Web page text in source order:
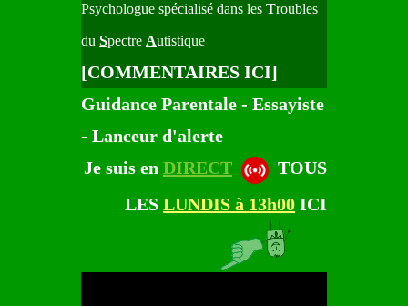
Psychologue spécialisé dans les Troubles
du Spectre Autistique
[COMMENTAIRES ICI]
Guidance Parentale - Essayiste
- Lanceur d'alerte
Je suis en DIRECT
TOUS
LES LUNDIS à 13h00 ICI